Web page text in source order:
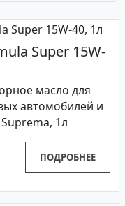
Super 15W-
масло для
автомобилей и
1л
ПОДРОБНЕЕ